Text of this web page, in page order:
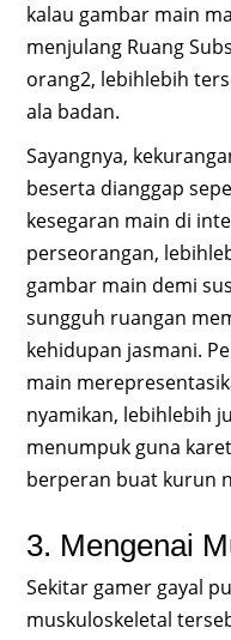
kalau gambar main
menjulang Ruang
orang2, lebihlebih
ala badan.
Sayangnya,
beserta dianggap
kesegaran main di
perseorangan,
gambar main demi
sungguh ruangan
kehidupan jasmani.
main
nyamikan, lebihlebih
menumpuk guna
berperan buat kurun
3. Mengenai
Sekitar gamer gayal
muskuloskeletal